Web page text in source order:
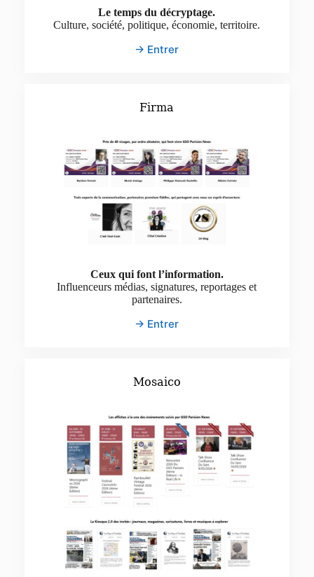
Le temps du décryptage.
Culture, société, politique, économie, territoire.
→ Entrer
Firma
Ceux qui font l’information.
Influenceurs médias, signatures, reportages et
partenaires.
→ Entrer
Mosaico